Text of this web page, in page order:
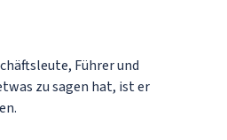
Führer und
zu sagen hat, ist er